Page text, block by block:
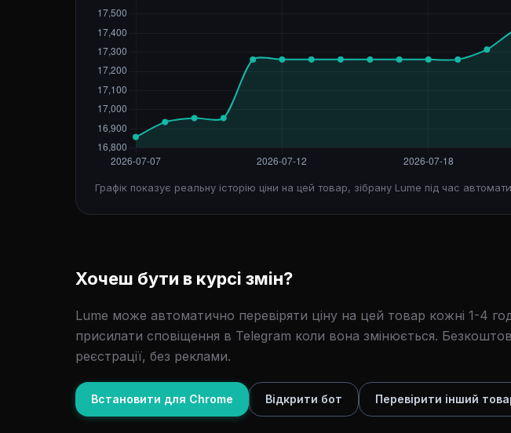
Графік показує реальну історію ціни на цей товар, зібрану Lume під час
Хочеш бути в курсі змін?
Lume може автоматично перевіряти ціну на цей товар кожні 1-4
присилати сповіщення в Telegram коли вона змінюється.
реєстрації, без реклами.
Встановити для Chrome Відкрити бот Перевірити інший